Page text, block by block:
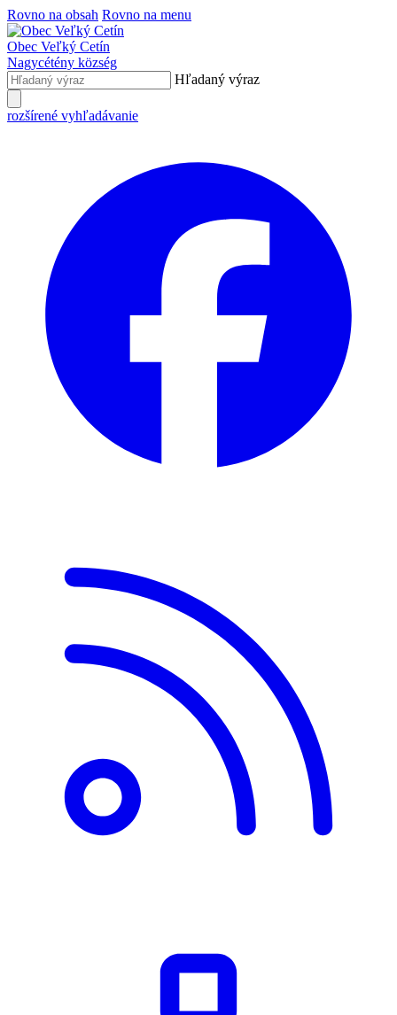
Rovno na obsah Rovno na menu
Obec Veľký Cetín
Nagycétény község
Hľadaný výraz
rozšírené vyhľadávanie